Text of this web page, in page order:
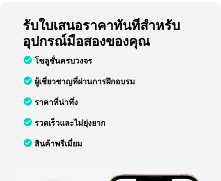
รับใบเสนอราคาทันทีสำหรับ
อุปกรณ์มือสองของคุณ
โซลูชั่นครบวงจร
ผู้เชี่ยวชาญที่ผ่านการฝึกอบรม
ราคาที่น่าทึ่ง
รวดเร็วและไม่ยุ่งยาก
สินค้าพรีเมี่ยม